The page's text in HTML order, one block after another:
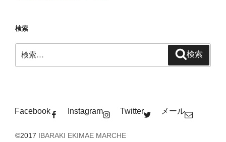
検索
索:
検索
Facebook Instagram Twitter メール
©2017 IBARAKI EKIMAE MARCHE